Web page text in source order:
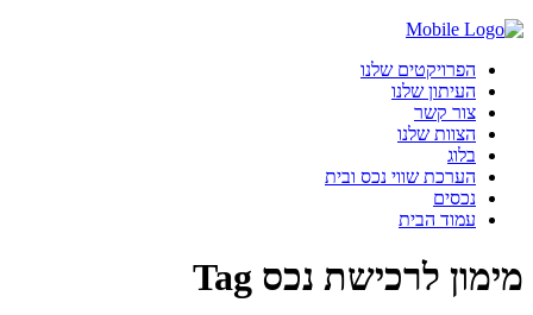
הפרויקטים שלנו
העיתון שלנו
צור קשר
הצוות שלנו
בלוג
הערכת שווי נכס ובית
נכסים
עמוד הבית
מימון לרכישת נכס Tag